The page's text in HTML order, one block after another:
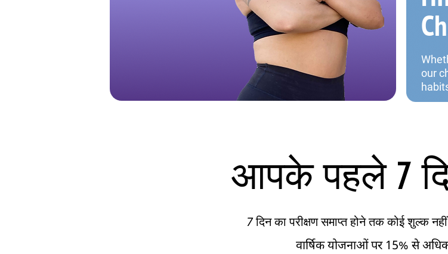
our
आपके पहले 7
7 दिन का परीक्षण समाप्त होने तक कोई शुल्क
वार्षिक योजनाओं पर 15% से